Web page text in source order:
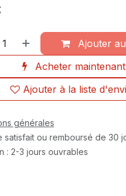
Ajouter
Acheter maintenant
Ajouter à la liste
générales
satisfait ou remboursé de 30
: 2-3 jours ouvrables